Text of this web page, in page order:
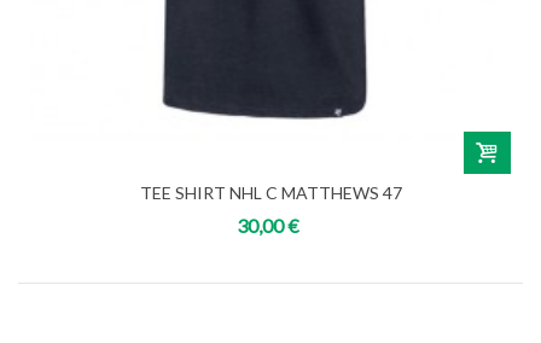
TEE SHIRT NHL C MATTHEWS 47
30,00 €